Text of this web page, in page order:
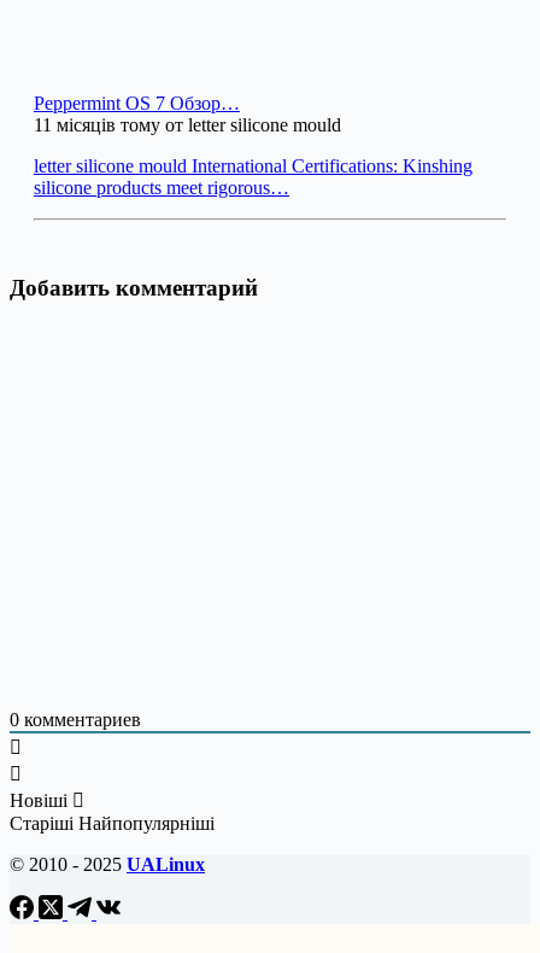
Peppermint OS 7 Обзор…
11 місяців тому от letter silicone mould
letter silicone mould International Certifications: Kinshing
silicone products meet rigorous…
Добавить комментарий
0 комментариев
Новіші
Старіші Найпопулярніші
© 2010 - 2025 UALinux